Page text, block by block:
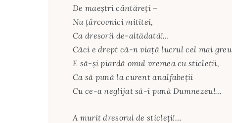
De maeştri cântăreţi –
Nu ţârcovnici mititei,
Ca dresorii de-altădată!…
Căci e drept că-n viaţă lucrul cel mai greu
E să-şi piardă omul vremea cu sticleţii,
Ca să pună la curent analfabeţii
Cu ce-a neglijat să-i pună Dumnezeu!…
A murit dresorul de sticleţi!…